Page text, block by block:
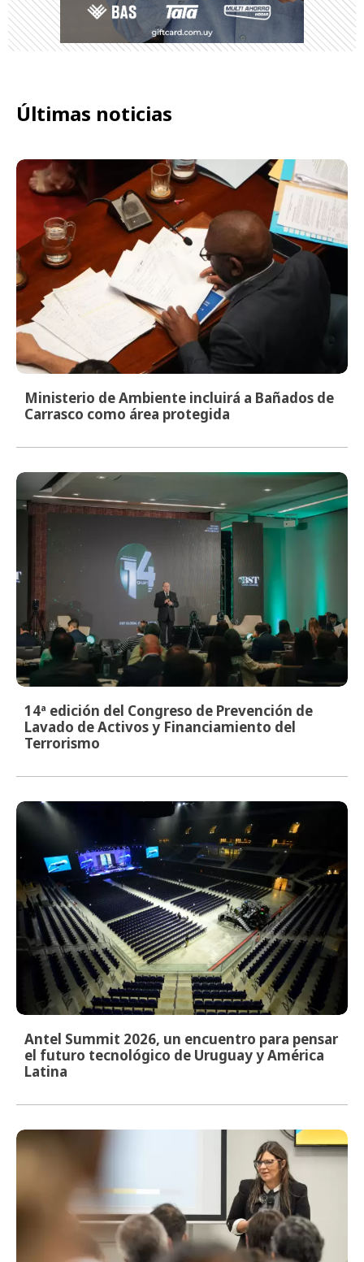
Últimas noticias
Ministerio de Ambiente incluirá a Bañados de
Carrasco como área protegida
14ª edición del Congreso de Prevención de
Lavado de Activos y Financiamiento del
Terrorismo
Antel Summit 2026, un encuentro para pensar
el futuro tecnológico de Uruguay y América
Latina